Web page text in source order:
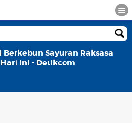
Sayuran Raksasa
Ini - Detikcom